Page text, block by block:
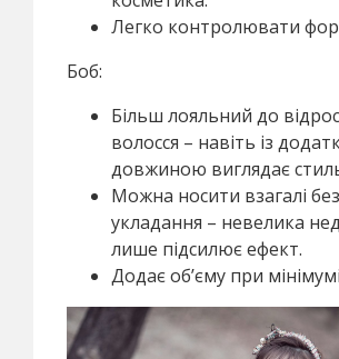
Легко контролювати
Боб:
Більш лояльний до
волосся – навіть із
довжиною виглядає
Можна носити взагалі без
укладання – невелика
лише підсилює ефект.
Додає об’єму при